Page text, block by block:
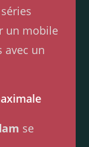
un mobile
avec un
se